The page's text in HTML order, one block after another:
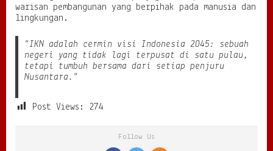
warisan pembangunan yang berpihak pada manusia dan
lingkungan.
“IKN adalah cermin visi Indonesia 2045: sebuah
negeri yang tidak lagi terpusat di satu pulau,
tetapi tumbuh bersama dari setiap penjuru
Nusantara.”
Post Views: 274
Follow Us